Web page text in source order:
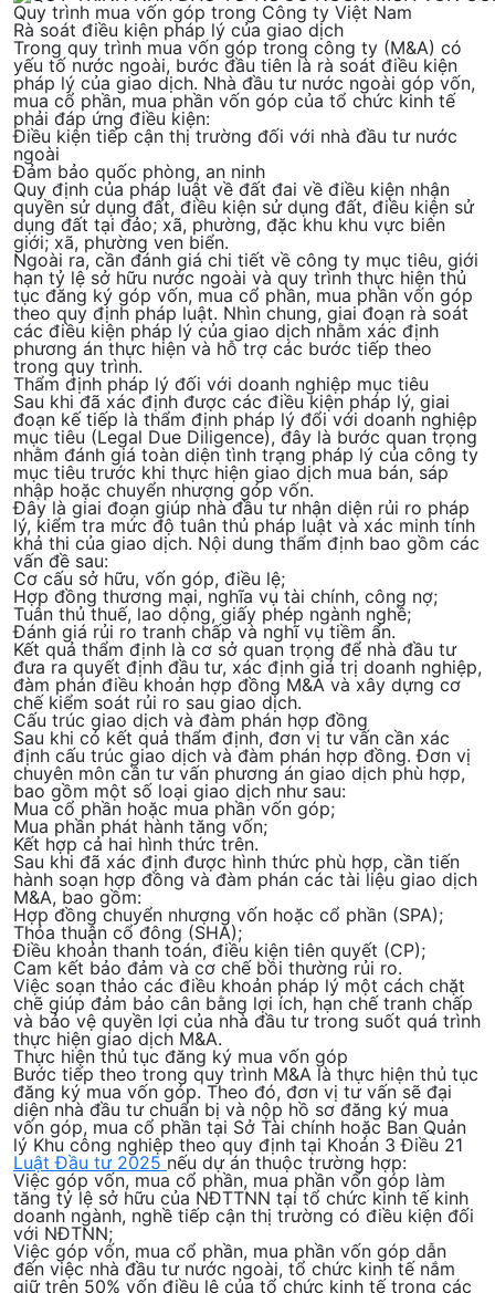
Quy trình mua vốn góp trong Công ty Việt Nam
Rà soát điều kiện pháp lý của giao dịch
Trong quy trình mua vốn góp trong công ty (M&A) có
yếu tố nước ngoài, bước đầu tiên là rà soát điều kiện
pháp lý của giao dịch. Nhà đầu tư nước ngoài góp vốn,
mua cổ phần, mua phần vốn góp của tổ chức kinh tế
phải đáp ứng điều kiện:
Điều kiện tiếp cận thị trường đối với nhà đầu tư nước
ngoài
Đảm bảo quốc phòng, an ninh
Quy định của pháp luật về đất đai về điều kiện nhận
quyền sử dụng đất, điều kiện sử dụng đất, điều kiện sử
dụng đất tại đảo; xã, phường, đặc khu khu vực biên
giới; xã, phường ven biển.
Ngoài ra, cần đánh giá chi tiết về công ty mục tiêu, giới
hạn tỷ lệ sở hữu nước ngoài và quy trình thực hiện thủ
tục đăng ký góp vốn, mua cổ phần, mua phần vốn góp
theo quy định pháp luật. Nhìn chung, giai đoạn rà soát
các điều kiện pháp lý của giao dịch nhằm xác định
phương án thực hiện và hỗ trợ các bước tiếp theo
trong quy trình.
Thẩm định pháp lý đối với doanh nghiệp mục tiêu
Sau khi đã xác định được các điều kiện pháp lý, giai
đoạn kế tiếp là thẩm định pháp lý đổi với doanh nghiệp
mục tiêu (Legal Due Diligence), đây là bước quan trọng
nhằm đánh giá toàn diện tình trạng pháp lý của công ty
mục tiêu trước khi thực hiện giao dịch mua bán, sáp
nhập hoặc chuyển nhượng góp vốn.
Đây là giai đoạn giúp nhà đầu tư nhận diện rủi ro pháp
lý, kiểm tra mức độ tuân thủ pháp luật và xác minh tính
khả thi của giao dịch. Nội dung thẩm định bao gồm các
vấn đề sau:
Cơ cấu sở hữu, vốn góp, điều lệ;
Hợp đồng thương mại, nghĩa vụ tài chính, công nợ;
Tuân thủ thuế, lao dộng, giấy phép ngành nghề;
Đánh giá rủi ro tranh chấp và nghĩ vụ tiềm ẩn.
Kết quả thẩm định là cơ sở quan trọng để nhà đầu tư
đưa ra quyết định đầu tư, xác định giá trị doanh nghiệp,
đàm phán điều khoản hợp đồng M&A và xây dựng cơ
chế kiểm soát rủi ro sau giao dịch.
Cấu trúc giao dịch và đàm phán hợp đồng
Sau khi có kết quả thẩm định, đơn vị tư vấn cần xác
định cấu trúc giao dịch và đàm phán hợp đồng. Đơn vị
chuyên môn cần tư vấn phương án giao dịch phù hợp,
bao gồm một số loại giao dịch như sau:
Mua cổ phần hoặc mua phần vốn góp;
Mua phần phát hành tăng vốn;
Kết hợp cả hai hình thức trên.
Sau khi đã xác định được hình thức phù hợp, cần tiến
hành soạn hợp đồng và đàm phán các tài liệu giao dịch
M&A, bao gồm:
Hợp đồng chuyển nhượng vốn hoặc cổ phần (SPA);
Thỏa thuận cổ đông (SHA);
Điều khoản thanh toán, điều kiện tiên quyết (CP);
Cam kết bảo đảm và cơ chế bồi thường rủi ro.
Việc soạn thảo các điều khoản pháp lý một cách chặt
chẽ giúp đảm bảo cân bằng lợi ích, hạn chế tranh chấp
và bảo vệ quyền lợi của nhà đầu tư trong suốt quá trình
thực hiện giao dịch M&A.
Thực hiện thủ tục đăng ký mua vốn góp
Bước tiếp theo trong quy trình M&A là thực hiện thủ tục
đăng ký mua vốn góp.Theo đó, đơn vị tư vấn sẽ đại
diện nhà đầu tư chuẩn bị và nộp hồ sơ đăng ký mua
vốn góp, mua cổ phần tại Sở Tài chính hoặc Ban Quản
lý Khu công nghiệp theo quy định tại Khoản 3 Điều 21
Luật Đầu tư 2025nếu dự án thuộc trường hợp:
Việc góp vốn, mua cổ phần, mua phần vốn góp làm
tăng tỷ lệ sở hữu của NĐTTNN tại tổ chức kinh tế kinh
doanh ngành, nghề tiếp cận thị trường có điều kiện đối
với NĐTNN;
Việc góp vốn, mua cổ phần, mua phần vốn góp dẫn
đến việc nhà đầu tư nước ngoài, tổ chức kinh tế nắm
giữ trên 50% vốn điều lệ của tổ chức kinh tế trong các